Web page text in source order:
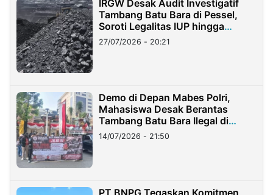
IRGW Desak Audit Investigatif
Tambang Batu Bara di Pessel,
Soroti Legalitas IUP hingga
Stockpile
27/07/2026 - 20:21
Demo di Depan Mabes Polri,
Mahasiswa Desak Berantas
Tambang Batu Bara Ilegal di
Lampung
14/07/2026 - 21:50